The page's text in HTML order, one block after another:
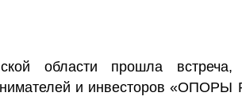
области прошла встреча,
и инвесторов